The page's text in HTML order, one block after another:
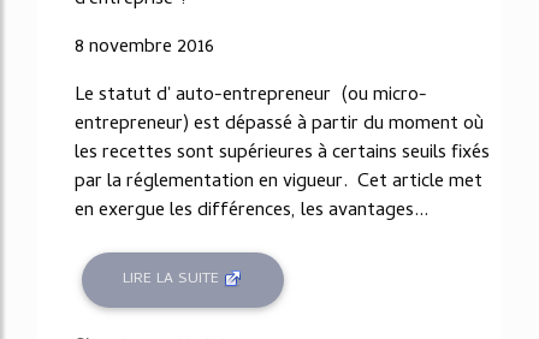
8 novembre 2016
Le statut d' auto-entrepreneur (ou micro-
entrepreneur) est dépassé à partir du moment où
les recettes sont supérieures à certains seuils fixés
par la réglementation en vigueur. Cet article met
en exergue les différences, les avantages...
LIRE LA SUITE